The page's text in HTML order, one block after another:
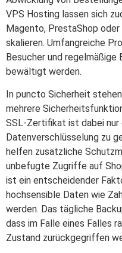
VPS Hosting lassen sich
Magento, PrestaShop
skalieren. Umfangreiche
Besucher und
bewältigt werden.
In puncto Sicherheit
mehrere
SSL-Zertifikat ist dabei
Datenverschlüsselung zu
helfen zusätzliche
unbefugte Zugriffe auf
ist ein entscheidender
hochsensible Daten wie
werden. Das tägliche
dass im Falle eines Falles
Zustand zurückgegriffen